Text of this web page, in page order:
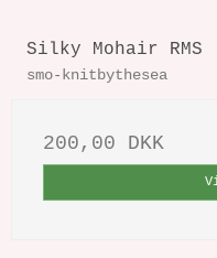
Silky Mohair
smo-knitbythesea
200,00 DKK